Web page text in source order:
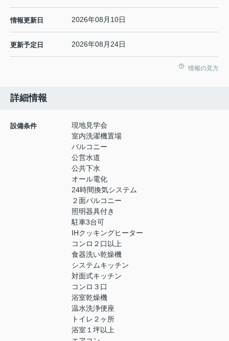
情報更新日 2026年08月10日
更新予定日 2026年08月24日
情報の見方
詳細情報
設備条件
現地見学会
室内洗濯機置場
バルコニー
公営水道
公共下水
オール電化
24時間換気システム
２面バルコニー
照明器具付き
駐車3台可
IHクッキングヒーター
コンロ２口以上
食器洗い乾燥機
システムキッチン
対面式キッチン
コンロ３口
浴室乾燥機
温水洗浄便座
トイレ２ヶ所
浴室１坪以上